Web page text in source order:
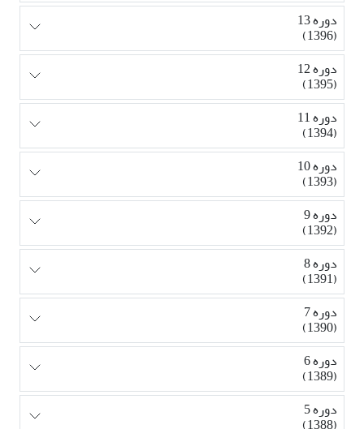
دوره 13
(1396)
دوره 12
(1395)
دوره 11
(1394)
دوره 10
(1393)
دوره 9
(1392)
دوره 8
(1391)
دوره 7
(1390)
دوره 6
(1389)
دوره 5